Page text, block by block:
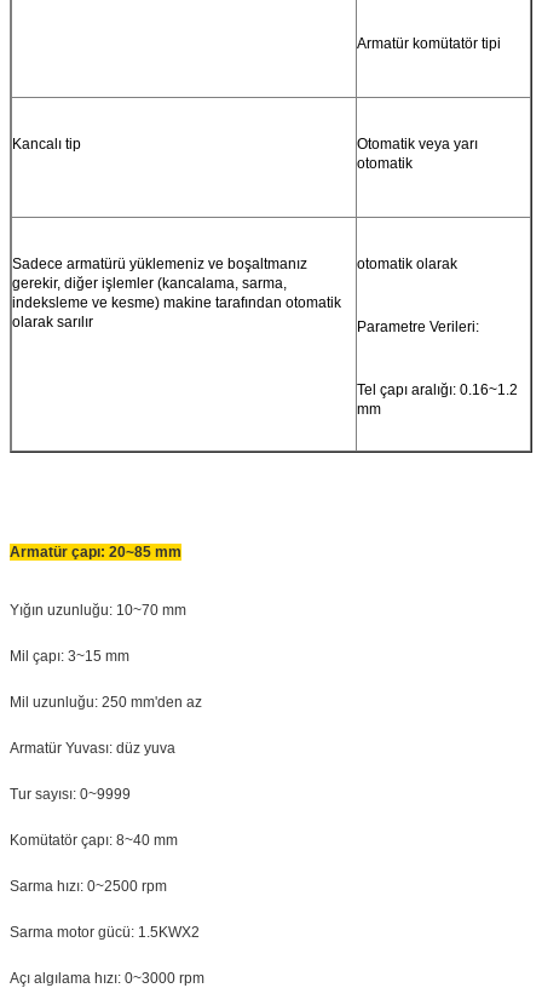
Armatür komütatör tipi
Kancalı tip
Otomatik veya yarı
otomatik
Sadece armatürü yüklemeniz ve boşaltmanız
gerekir, diğer işlemler (kancalama, sarma,
indeksleme ve kesme) makine tarafından otomatik
olarak sarılır
otomatik olarak
Parametre Verileri:
Tel çapı aralığı: 0.16~1.2
mm
Armatür çapı: 20~85 mm
Yığın uzunluğu: 10~70 mm
Mil çapı: 3~15 mm
Mil uzunluğu: 250 mm'den az
Armatür Yuvası: düz yuva
Tur sayısı: 0~9999
Komütatör çapı: 8~40 mm
Sarma hızı: 0~2500 rpm
Sarma motor gücü: 1.5KWX2
Açı algılama hızı: 0~3000 rpm